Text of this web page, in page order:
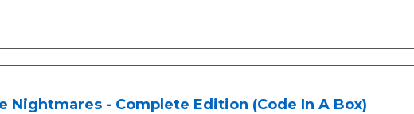
Nightmares - Complete Edition (Code In A Box)